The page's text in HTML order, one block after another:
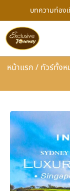
บทความท่อง
หน้าแรก / ทัวร์ทั้ง